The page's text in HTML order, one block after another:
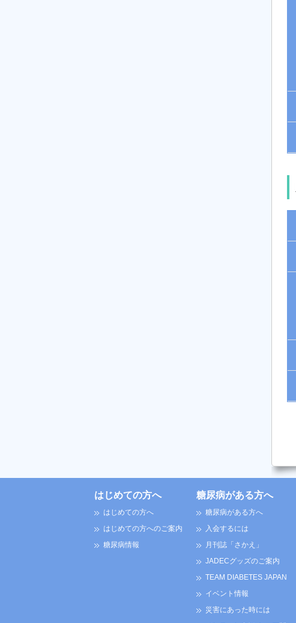
はじめての方へ
はじめての方へ
はじめての方へのご案内
糖尿病情報
糖尿病がある方へ
糖尿病がある方へ
入会するには
月刊誌「さかえ」
JADECグッズのご案内
TEAM DIABETES JAPAN
イベント情報
災害にあった時には